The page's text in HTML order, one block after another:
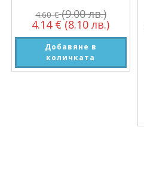
4.60€ (9.00 лв.)
4.14 € (8.10 лв.)
Добавяне в
количката